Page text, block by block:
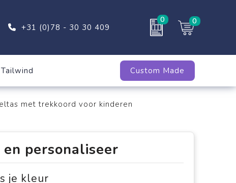
+31 (0)78 - 30 30 409
0 0
Custom Made
met trekkoord voor kinderen
en personaliseer
je kleur